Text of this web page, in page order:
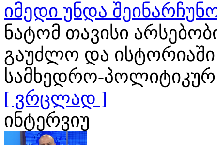
იმედი უნდა
ნატომ თავისი
გაუძლო და
სამხედრო-
[ ვრცლად ]
ინტერვიუ